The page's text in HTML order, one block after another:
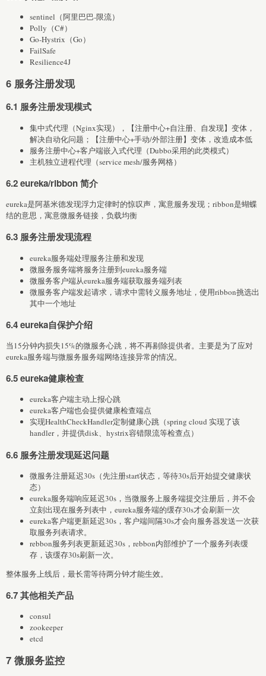
sentinel（阿里巴巴-限流）
Polly（C#）
Go-Hystrix（Go）
FailSafe
Resilience4J
6 服务注册发现
6.1 服务注册发现模式
集中式代理（Nginx实现），【注册中心+自注册、自发现】变体，
解决自动化问题；【注册中心+手动/外部注册】变体，改造成本低
服务注册中心+客户端嵌入式代理（Dubbo采用的此类模式）
主机独立进程代理（service mesh/服务网格）
6.2 eureka/ribbon 简介
eureka是阿基米德发现浮力定律时的惊叹声，寓意服务发现；ribbon是蝴蝶
结的意思，寓意微服务链接，负载均衡
6.3 服务注册发现流程
eureka服务端处理服务注册和发现
微服务服务端将服务注册到eureka服务端
微服务客户端从eureka服务端获取服务端列表
微服务客户端发起请求，请求中需转义服务地址，使用ribbon挑选出
其中一个地址
6.4 eureka自保护介绍
当15分钟内损失15%的微服务心跳，将不再剔除提供者。主要是为了应对
eureka服务端与微服务服务端网络连接异常的情况。
6.5 eureka健康检查
eureka客户端主动上报心跳
eureka客户端也会提供健康检查端点
实现HealthCheckHandler定制健康心跳（spring cloud 实现了该
handler，并提供disk、hystrix容错限流等检查点）
6.6 服务注册发现延迟问题
微服务注册延迟30s（先注册start状态，等待30s后开始提交健康状
态）
eureka服务端响应延迟30s，当微服务上服务端提交注册后，并不会
立刻出现在服务列表中，eureka服务端的缓存30s才会刷新一次
eureka客户端更新延迟30s，客户端间隔30s才会向服务器发送一次获
取服务列表请求。
rebbon服务列表更新延迟30s，rebbon内部维护了一个服务列表缓
存，该缓存30s刷新一次。
整体服务上线后，最长需等待两分钟才能生效。
6.7 其他相关产品
consul
zookeeper
etcd
7 微服务监控